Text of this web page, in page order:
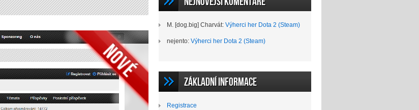
M. [dog.big] Charvát: Výherci her Dota 2 (Steam)
nejento: Výherci her Dota 2 (Steam)
Základní informace
Registrace